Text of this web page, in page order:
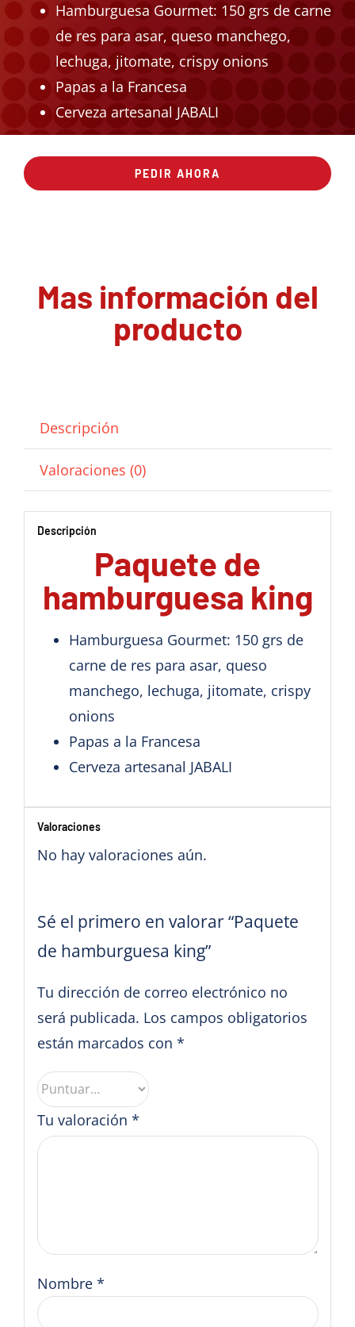
Hamburguesa Gourmet: 150 grs de carne
de res para asar, queso manchego,
lechuga, jitomate, crispy onions
Papas a la Francesa
Cerveza artesanal JABALI
PEDIR AHORA
Mas información del
producto
Descripción
Valoraciones (0)
Descripción
Paquete de
hamburguesa king
Hamburguesa Gourmet: 150 grs de
carne de res para asar, queso
manchego, lechuga, jitomate, crispy
onions
Papas a la Francesa
Cerveza artesanal JABALI
Valoraciones
No hay valoraciones aún.
Sé el primero en valorar “Paquete
de hamburguesa king”
Tu dirección de correo electrónico no
será publicada. Los campos obligatorios
están marcados con *
Tu valoración *
Nombre *